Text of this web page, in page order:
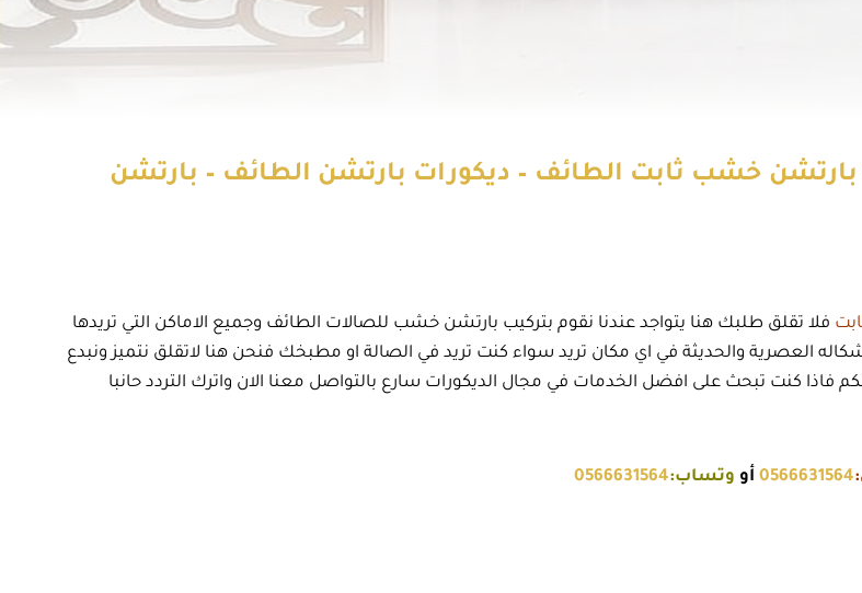
بارتشن خشب للصالات الطائف ت: 0566631564 بارتشن خشب ثابت الطائف – ديكورات بارتشن الطائف – بارتشن
فلا تقلق طلبك هنا يتواجد عندنا نقوم بتركيب بارتشن خشب للصالات الطائف وجميع الاماكن التي تريدها
العصرية والحديثة في اي مكان تريد سواء كنت تريد في الصالة او مطبخك فنحن هنا لاتقلق نتميز ونبدع
كنت تبحث على افضل الخدمات في مجال الديكورات سارع بالتواصل معنا الان واترك التردد حانبا
0566631564 أو وتساب:0566631564